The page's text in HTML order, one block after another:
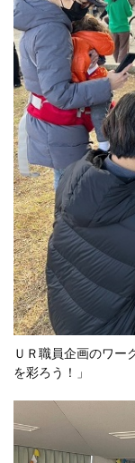
ＵＲ職員企画のワー
を彩ろう！」